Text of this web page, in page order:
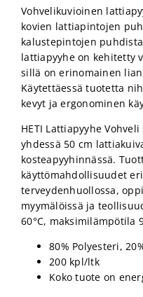
Vohvelikuvioinen
kovien lattiapintojen
kalustepintojen
lattiapyyhe on kehitetty
sillä on erinomainen
Käytettäessä tuotetta
kevyt ja ergonominen
HETI Lattiapyyhe
yhdessä 50 cm
kosteapyyhinnässä.
käyttömahdollisuudet
terveydenhuollossa,
myymälöissä ja
60°C, maksimilämpötila
80% Polyesteri,
200 kpl/ltk
Koko tuote on